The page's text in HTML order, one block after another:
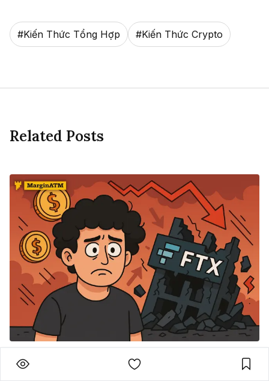
#Kiến Thức Tổng Hợp #Kiến Thức Crypto
Related Posts
Sep 06 2025